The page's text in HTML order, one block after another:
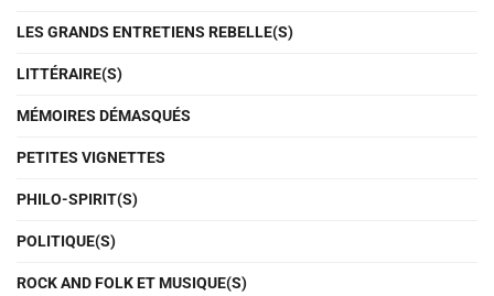
LES GRANDS ENTRETIENS REBELLE(S)
LITTÉRAIRE(S)
MÉMOIRES DÉMASQUÉS
PETITES VIGNETTES
PHILO-SPIRIT(S)
POLITIQUE(S)
ROCK AND FOLK ET MUSIQUE(S)